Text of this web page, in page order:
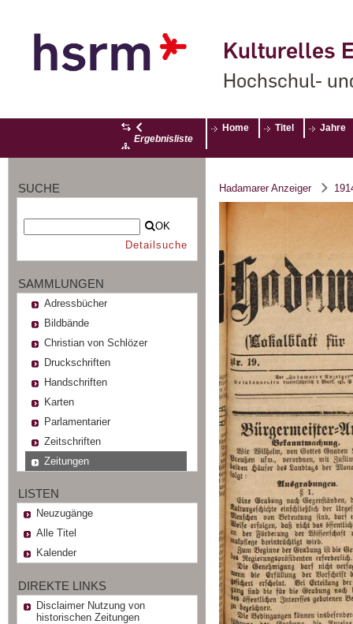
Kulturelles
Hochschul-
Ergebnisliste
Home Titel Jahre
SUCHE
OK
Detailsuche
SAMMLUNGEN
Adressbücher
Bildbände
Christian von Schlözer
Druckschriften
Handschriften
Karten
Parlamentarier
Zeitschriften
Zeitungen
LISTEN
Neuzugänge
Alle Titel
Kalender
DIREKTE LINKS
Disclaimer Nutzung von
historischen Zeitungen
Hadamarer Anzeiger